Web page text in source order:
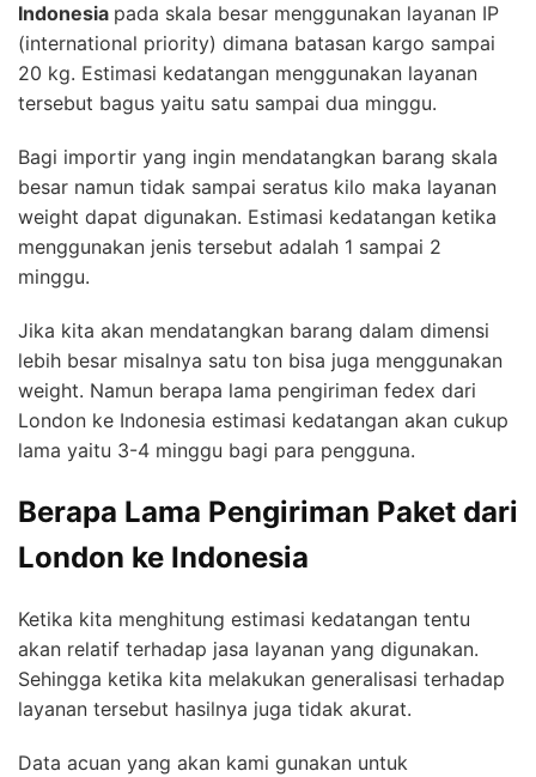
Indonesia pada skala besar menggunakan layanan IP
(international priority) dimana batasan kargo sampai
20 kg. Estimasi kedatangan menggunakan layanan
tersebut bagus yaitu satu sampai dua minggu.
Bagi importir yang ingin mendatangkan barang skala
besar namun tidak sampai seratus kilo maka layanan
weight dapat digunakan. Estimasi kedatangan ketika
menggunakan jenis tersebut adalah 1 sampai 2
minggu.
Jika kita akan mendatangkan barang dalam dimensi
lebih besar misalnya satu ton bisa juga menggunakan
weight. Namun berapa lama pengiriman fedex dari
London ke Indonesia estimasi kedatangan akan cukup
lama yaitu 3-4 minggu bagi para pengguna.
Berapa Lama Pengiriman Paket dari
London ke Indonesia
Ketika kita menghitung estimasi kedatangan tentu
akan relatif terhadap jasa layanan yang digunakan.
Sehingga ketika kita melakukan generalisasi terhadap
layanan tersebut hasilnya juga tidak akurat.
Data acuan yang akan kami gunakan untuk